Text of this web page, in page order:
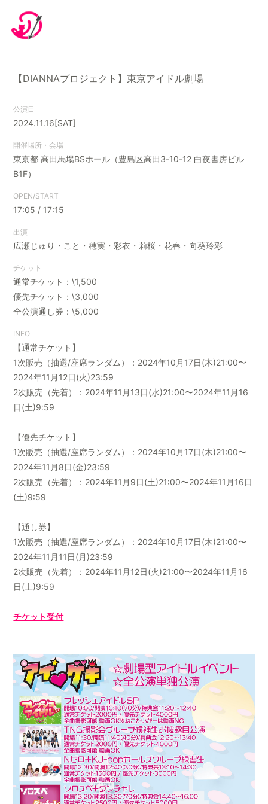
Profile Blog
FC Movie
YouTube
Schedule
Live Ticket
プレゼント
会員登録
【DIANNAプロジェクト】東京アイドル劇場
公演日
2024.11.16[SAT]
開催場所・会場
東京都高田馬場BSホール（豊島区高田3-10-12 白夜書房ビル
B1F）
OPEN/START
17:05 / 17:15
出演
広瀬じゅり・こと・穂実・彩衣・莉桜・花春・向葵玲彩
チケット
通常チケット：\1,500
優先チケット：\3,000
全公演通し券：\5,000
INFO
【通常チケット】
1次販売（抽選/座席ランダム）：2024年10月17日(木)21:00〜
2024年11月12日(火)23:59
2次販売（先着）：2024年11月13日(水)21:00〜2024年11月16
日(土)9:59
【優先チケット】
1次販売（抽選/座席ランダム）：2024年10月17日(木)21:00〜
2024年11月8日(金)23:59
2次販売（先着）：2024年11月9日(土)21:00〜2024年11月16日
(土)9:59
【通し券】
1次販売（抽選/座席ランダム）：2024年10月17日(木)21:00〜
2024年11月11日(月)23:59
2次販売（先着）：2024年11月12日(火)21:00〜2024年11月16
日(土)9:59
チケット受付